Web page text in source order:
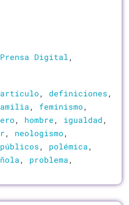
Prensa Digital,
artículo, definiciones,
, feminismo,
, hombre, igualdad,
, neologismo,
, polémica,
, problema,